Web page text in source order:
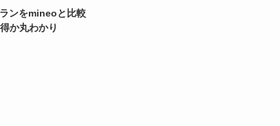
ンをmineoと比較
か丸わかり